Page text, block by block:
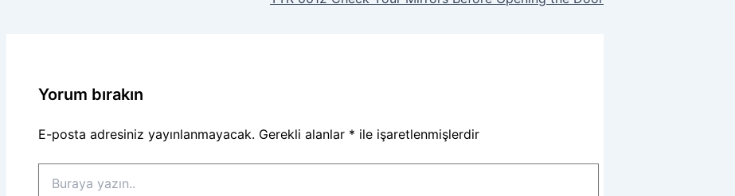
Yorum bırakın
E-posta adresiniz yayınlanmayacak. Gerekli alanlar * ile işaretlenmişlerdir
yazın..